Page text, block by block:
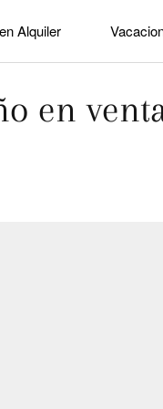
Alquiler
en